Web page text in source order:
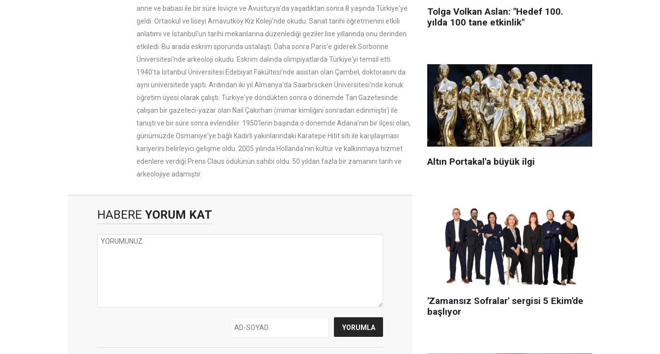
anne ve babası ile bir süre İsviçre ve Avusturya'da yaşadıktan sonra 8 yaşında Türkiye'ye
geldi. Ortaokul ve liseyi Arnavutköy Kız Koleji'nde okudu. Sanat tarihi öğretmenini etkili
anlatımı ve İstanbul'un tarihi mekanlarına düzenlediği geziler lise yıllarında onu derinden
etkiledi. Bu arada eskrim sporunda ustalaştı. Daha sonra Paris'e giderek Sorbonne
Üniversitesi'nde arkeoloji okudu. Eskrim dalında olimpiyatlarda Türkiye'yi temsil etti.
1940'ta İstanbul Üniversitesi Edebiyat Fakültesi’nde asistan olan Çambel, doktorasını da
aynı üniversitede yaptı. Ardından iki yıl Almanya'da Saarbrscken Üniversitesi'nde konuk
öğretim üyesi olarak çalıştı. Türkiye'ye döndükten sonra o dönemde Tan Gazetesinde
çalışan bir gazeteci-yazar olan Nail Çakırhan (mimar kimliğini sonradan edinmiştir) ile
tanıştı ve bir süre sonra evlendiler. 1950'lerin başında o dönemde Adana'nın bir ilçesi olan,
günümüzde Osmaniye'ye bağlı Kadirli yakınlarındaki Karatepe Hitit siti ile karşılaşması
kariyerini belirleyici gelişme oldu. 2005 yılında Hollanda'nın kültür ve kalkınmaya hizmet
edenlere verdiği Prens Claus ödülünün sahibi oldu. 50 yıldan fazla bir zamanını tarih ve
arkeolojiye adamıştır.
HABERE YORUM KAT
Tolga Volkan Aslan: "Hedef 100.
yılda 100 tane etkinlik"
Altın Portakal'a büyük ilgi
'Zamansız Sofralar' sergisi 5 Ekim'de
başlıyor